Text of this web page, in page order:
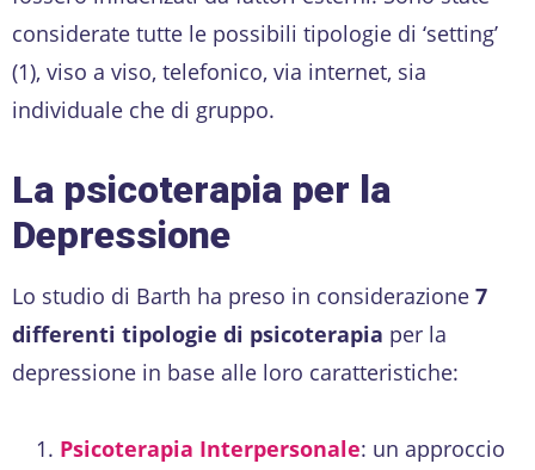
considerate tutte le possibili tipologie di ‘setting’
(1), viso a viso, telefonico, via internet, sia
individuale che di gruppo.
La psicoterapia per la
Depressione
Lo studio di Barth ha preso in considerazione 7
differenti tipologie di psicoterapia per la
depressione in base alle loro caratteristiche:
Psicoterapia Interpersonale: un approccio